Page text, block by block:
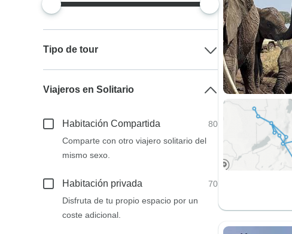
Tipo de tour
Viajeros en Solitario
Habitación Compartida
80
Comparte con otro viajero solitario del
mismo sexo.
Habitación privada
70
Disfruta de tu propio espacio por un
coste adicional.